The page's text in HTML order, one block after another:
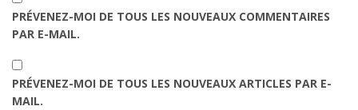
PRÉVENEZ-MOI DE TOUS LES NOUVEAUX COMMENTAIRES
PAR E-MAIL.
PRÉVENEZ-MOI DE TOUS LES NOUVEAUX ARTICLES PAR E-
MAIL.